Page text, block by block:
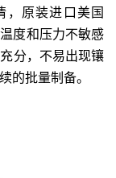
，原装进口美国
度和压力不敏感
分，不易出现镶
的批量制备。